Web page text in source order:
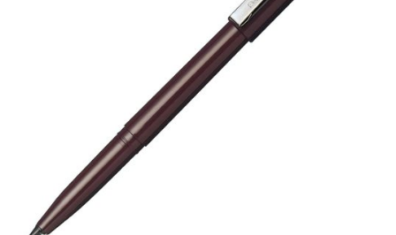
AI活用のいまが分かる
企業ITのトレンドを詳説
経営リーダーのコミュニティ
マーケ×ITの今がよく分かる